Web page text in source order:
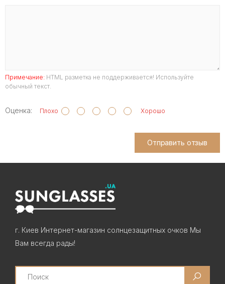
Примечание: HTML разметка не поддерживается! Используйте
обычный текст.
Оценка: Плохо Хорошо
Отправить отзыв
г. Киев Интернет-магазин солнцезащитных очков Мы
Вам всегда рады!
Search